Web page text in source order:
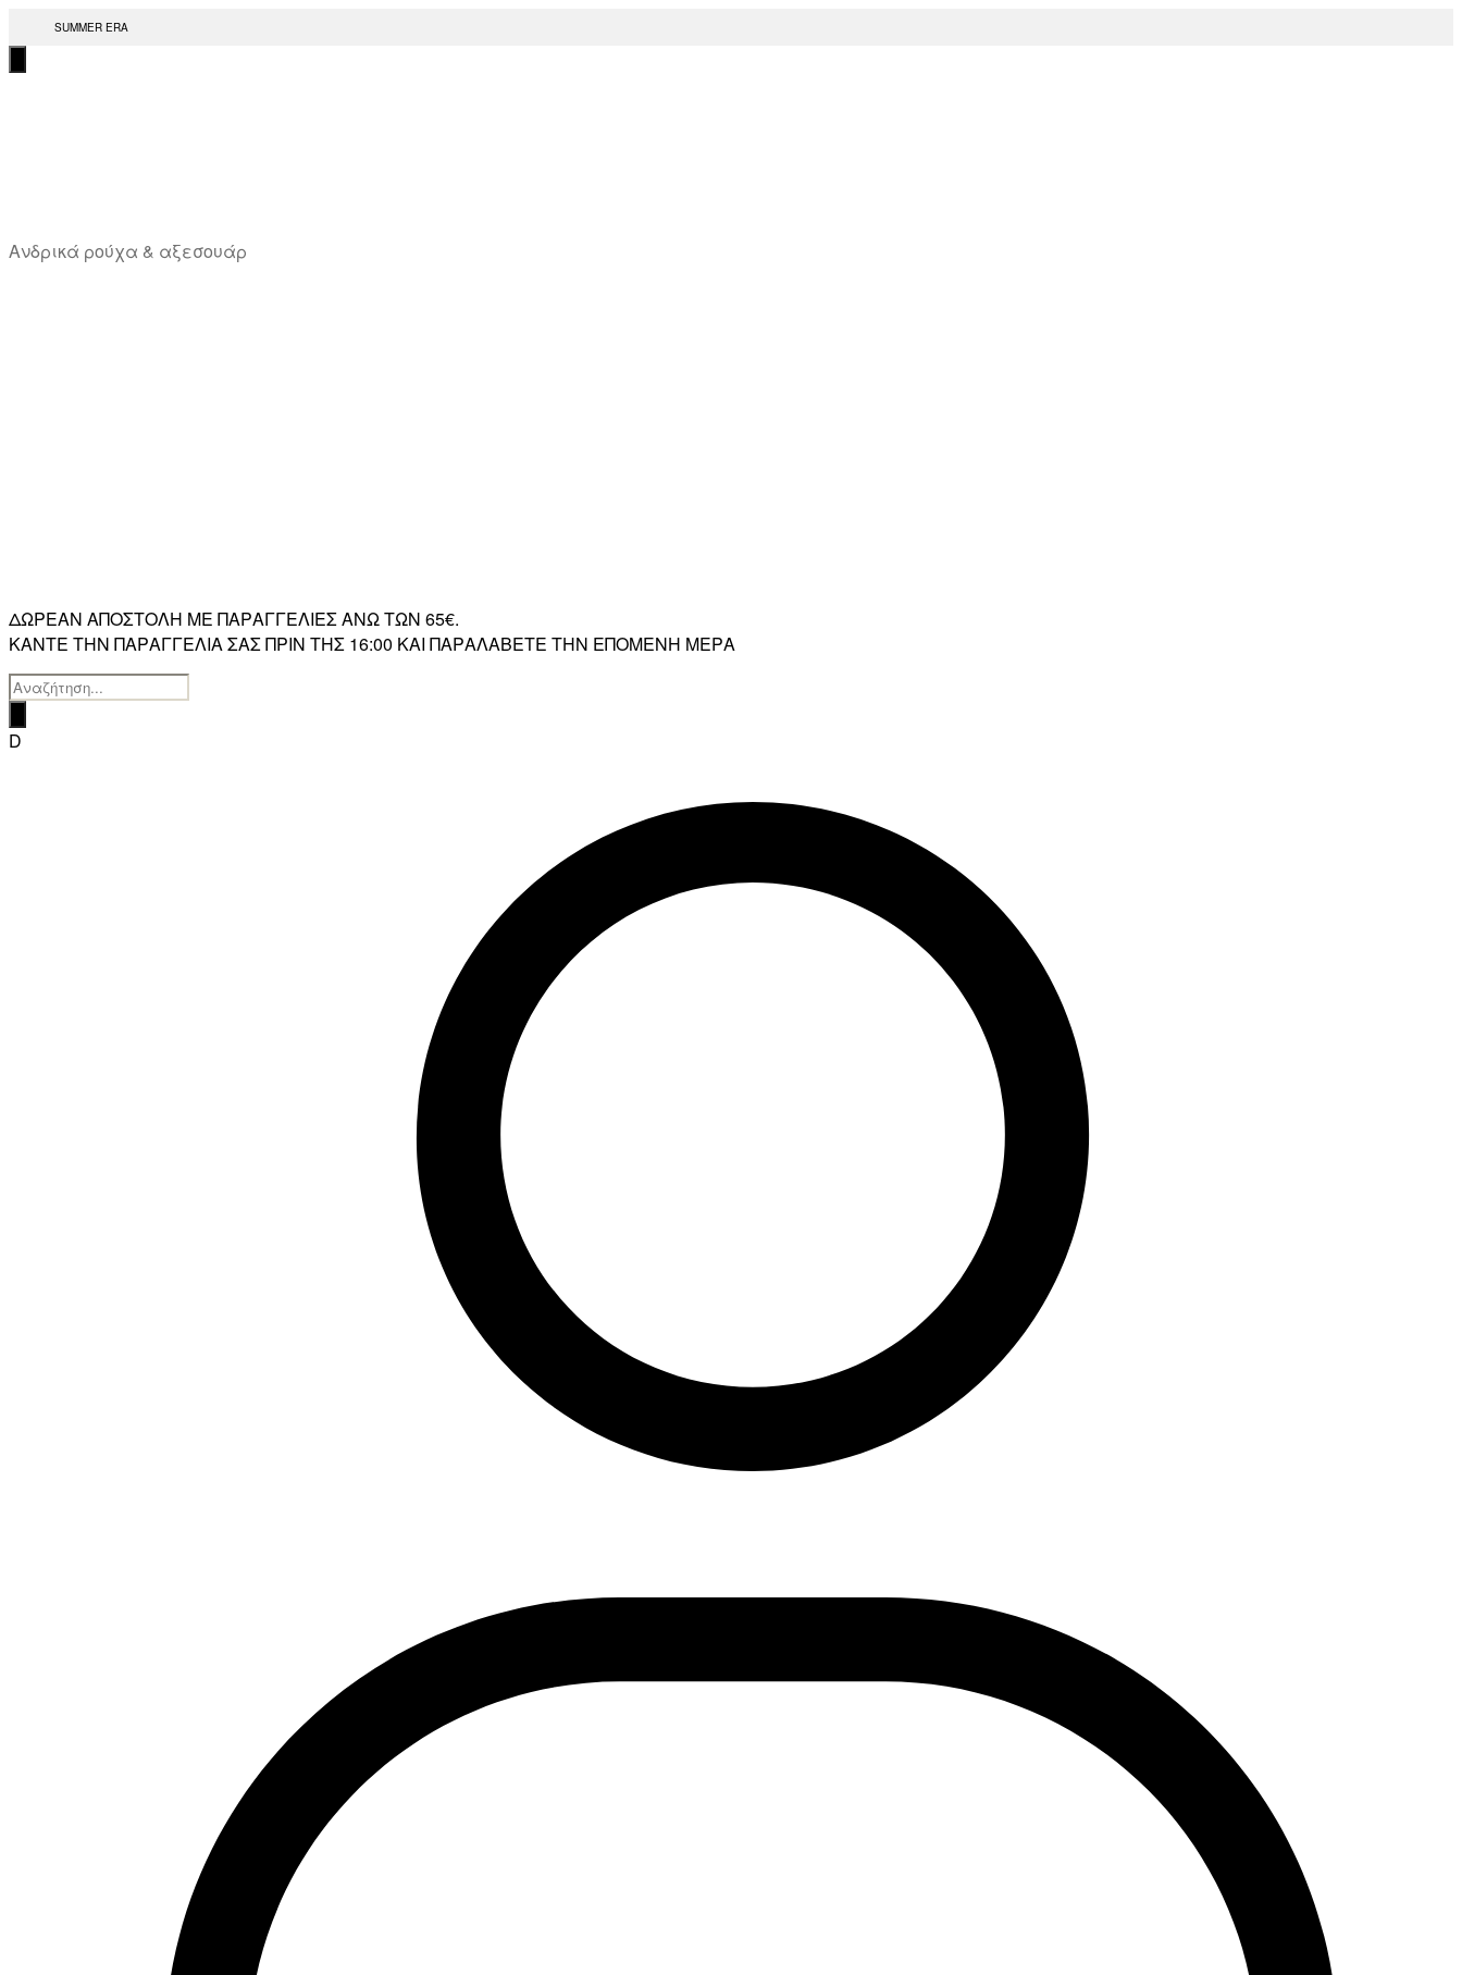
Μετάβαση
στο
περιεχόμενο
SUMMER ERA
Ανδρικά ρούχα & αξεσουάρ
ΔΩΡΕΑΝ ΑΠΟΣΤΟΛΗ ΜΕ ΠΑΡΑΓΓΕΛΙΕΣ ΑΝΩ ΤΩΝ 65€.
ΚΑΝΤΕ ΤΗΝ ΠΑΡΑΓΓΕΛΙΑ ΣΑΣ ΠΡΙΝ ΤΗΣ 16:00 ΚΑΙ ΠΑΡΑΛΑΒΕΤΕ ΤΗΝ ΕΠΟΜΕΝΗ ΜΕΡΑ
Products
search
D